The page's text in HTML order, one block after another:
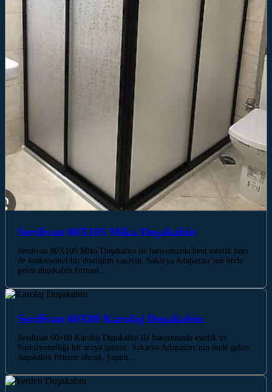
Serdivan 80X105 Mika Duşakabin
Serdivan 80X105 Mika Duşakabin ile banyonuzda hem estetik hem
de fonksiyonel bir dönüşüm yaşayın. Sakarya Adapazarı’nın önde
gelen duşakabin firması…
Serdivan 60X80 Karolaj Duşakabin
Serdivan 60×80 Karolaj Duşakabin ile banyonuzda estetik ve
fonksiyonelliği bir araya getirin. Sakarya Adapazarı’nın önde gelen
duşakabin firması olarak, yaşam…